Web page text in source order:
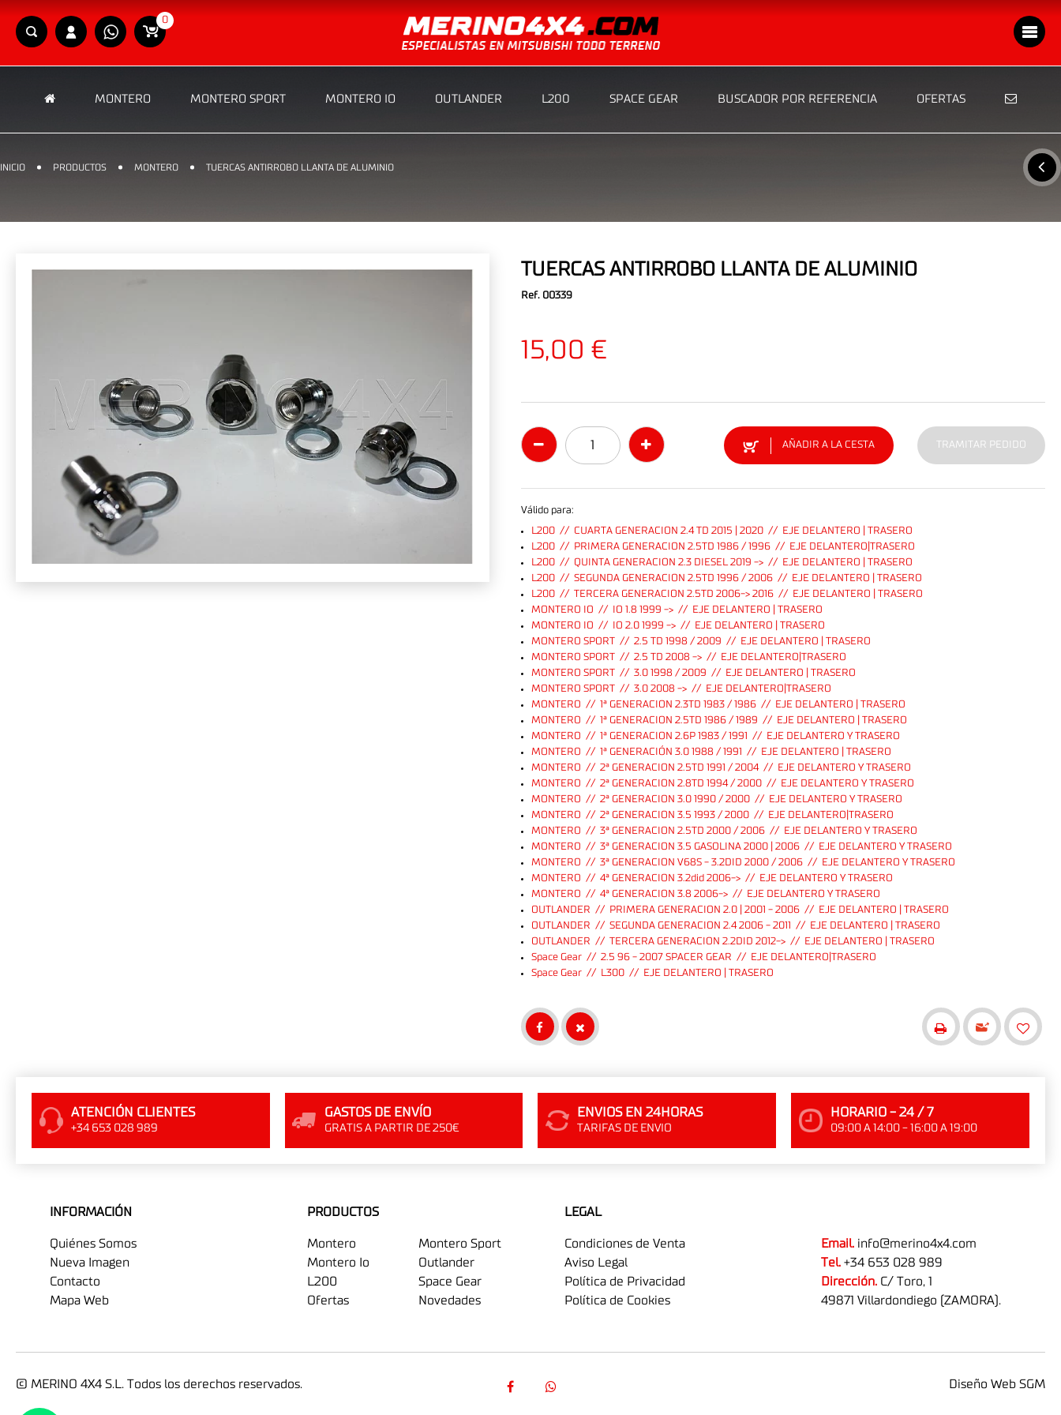
0
MONTERO MONTERO SPORT MONTERO IO OUTLANDER L200 SPACE GEAR BUSCADOR POR REFERENCIA OFERTAS
INICIO PRODUCTOS MONTERO TUERCAS ANTIRROBO LLANTA DE ALUMINIO
TUERCAS ANTIRROBO LLANTA DE ALUMINIO
Ref. 00339
15,00 €
AÑADIR A LA CESTA TRAMITAR PEDIDO
Válido para:
L200 // CUARTA GENERACION 2.4 TD 2015 | 2020 // EJE DELANTERO | TRASERO
L200 // PRIMERA GENERACION 2.5TD 1986 / 1996 // EJE DELANTERO|TRASERO
L200 // QUINTA GENERACION 2.3 DIESEL 2019 -> // EJE DELANTERO | TRASERO
L200 // SEGUNDA GENERACION 2.5TD 1996 / 2006 // EJE DELANTERO | TRASERO
L200 // TERCERA GENERACION 2.5TD 2006-> 2016 // EJE DELANTERO | TRASERO
MONTERO IO // IO 1.8 1999 -> // EJE DELANTERO | TRASERO
MONTERO IO // IO 2.0 1999 -> // EJE DELANTERO | TRASERO
MONTERO SPORT // 2.5 TD 1998 / 2009 // EJE DELANTERO | TRASERO
MONTERO SPORT // 2.5 TD 2008 -> // EJE DELANTERO|TRASERO
MONTERO SPORT // 3.0 1998 / 2009 // EJE DELANTERO | TRASERO
MONTERO SPORT // 3.0 2008 -> // EJE DELANTERO|TRASERO
MONTERO // 1ª GENERACION 2.3TD 1983 / 1986 // EJE DELANTERO | TRASERO
MONTERO // 1ª GENERACION 2.5TD 1986 / 1989 // EJE DELANTERO | TRASERO
MONTERO // 1ª GENERACION 2.6P 1983 / 1991 // EJE DELANTERO Y TRASERO
MONTERO // 1ª GENERACIÓN 3.0 1988 / 1991 // EJE DELANTERO | TRASERO
MONTERO // 2ª GENERACION 2.5TD 1991 / 2004 // EJE DELANTERO Y TRASERO
MONTERO // 2ª GENERACION 2.8TD 1994 / 2000 // EJE DELANTERO Y TRASERO
MONTERO // 2ª GENERACION 3.0 1990 / 2000 // EJE DELANTERO Y TRASERO
MONTERO // 2ª GENERACION 3.5 1993 / 2000 // EJE DELANTERO|TRASERO
MONTERO // 3ª GENERACION 2.5TD 2000 / 2006 // EJE DELANTERO Y TRASERO
MONTERO // 3ª GENERACION 3.5 GASOLINA 2000 | 2006 // EJE DELANTERO Y TRASERO
MONTERO // 3ª GENERACION V68S - 3.2DID 2000 / 2006 // EJE DELANTERO Y TRASERO
MONTERO // 4ª GENERACION 3.2did 2006-> // EJE DELANTERO Y TRASERO
MONTERO // 4ª GENERACION 3.8 2006-> // EJE DELANTERO Y TRASERO
OUTLANDER // PRIMERA GENERACION 2.0 | 2001 - 2006 // EJE DELANTERO | TRASERO
OUTLANDER // SEGUNDA GENERACION 2.4 2006 - 2011 // EJE DELANTERO | TRASERO
OUTLANDER // TERCERA GENERACION 2.2DID 2012-> // EJE DELANTERO | TRASERO
Space Gear // 2.5 96 - 2007 SPACER GEAR // EJE DELANTERO|TRASERO
Space Gear // L300 // EJE DELANTERO | TRASERO
ATENCIÓN CLIENTES
+34 653 028 989
GASTOS DE ENVÍO
GRATIS A PARTIR DE 250€
ENVIOS EN 24HORAS
TARIFAS DE ENVIO
HORARIO - 24 / 7
09:00 A 14:00 - 16:00 A 19:00
INFORMACIÓN
Quiénes Somos
Nueva Imagen
Contacto
Mapa Web
PRODUCTOS
Montero
Montero Sport
Montero Io
Outlander
L200
Space Gear
Ofertas
Novedades
LEGAL
Condiciones de Venta
Aviso Legal
Política de Privacidad
Política de Cookies
Email. info@merino4x4.com
Tel. +34 653 028 989
Dirección. C/ Toro, 1
49871 Villardondiego (ZAMORA).
© MERINO 4X4 S.L. Todos los derechos reservados. Diseño Web SGM